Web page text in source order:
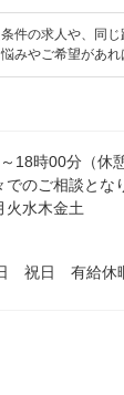
件の求人や、同
みやご希望があ
18時00分（休
のご相談とな
火水木金土
祝日 有給休